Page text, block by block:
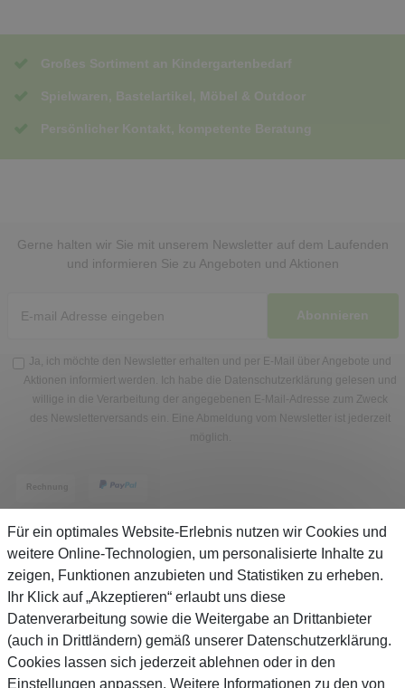
Großes Sortiment an Kindergartenbedarf
Spielwaren, Bastelartikel, Möbel & Outdoor
Persönlicher Kontakt, kompetente Beratung
Gerne halten wir Sie mit unserem Newsletter auf dem Laufenden
und informieren Sie zu Angeboten und Aktionen
Abonnieren
Ja, ich möchte den Newsletter erhalten und per E-Mail über Angebote und
Aktionen informiert werden. Ich habe die Datenschutzerklärung gelesen und
willige in die Verarbeitung der angegebenen E-Mail-Adresse zum Zweck
des Newsletterversands ein. Eine Abmeldung vom Newsletter ist jederzeit
möglich.
Service
Unternehmen
Für ein optimales Website-Erlebnis nutzen wir Cookies und
weitere Online-Technologien, um personalisierte Inhalte zu
zeigen, Funktionen anzubieten und Statistiken zu erheben.
Ihr Klick auf „Akzeptieren“ erlaubt uns diese
Datenverarbeitung sowie die Weitergabe an Drittanbieter
(auch in Drittländern) gemäß unserer Datenschutzerklärung.
Cookies lassen sich jederzeit ablehnen oder in den
Einstellungen anpassen. Weitere Informationen zu den von